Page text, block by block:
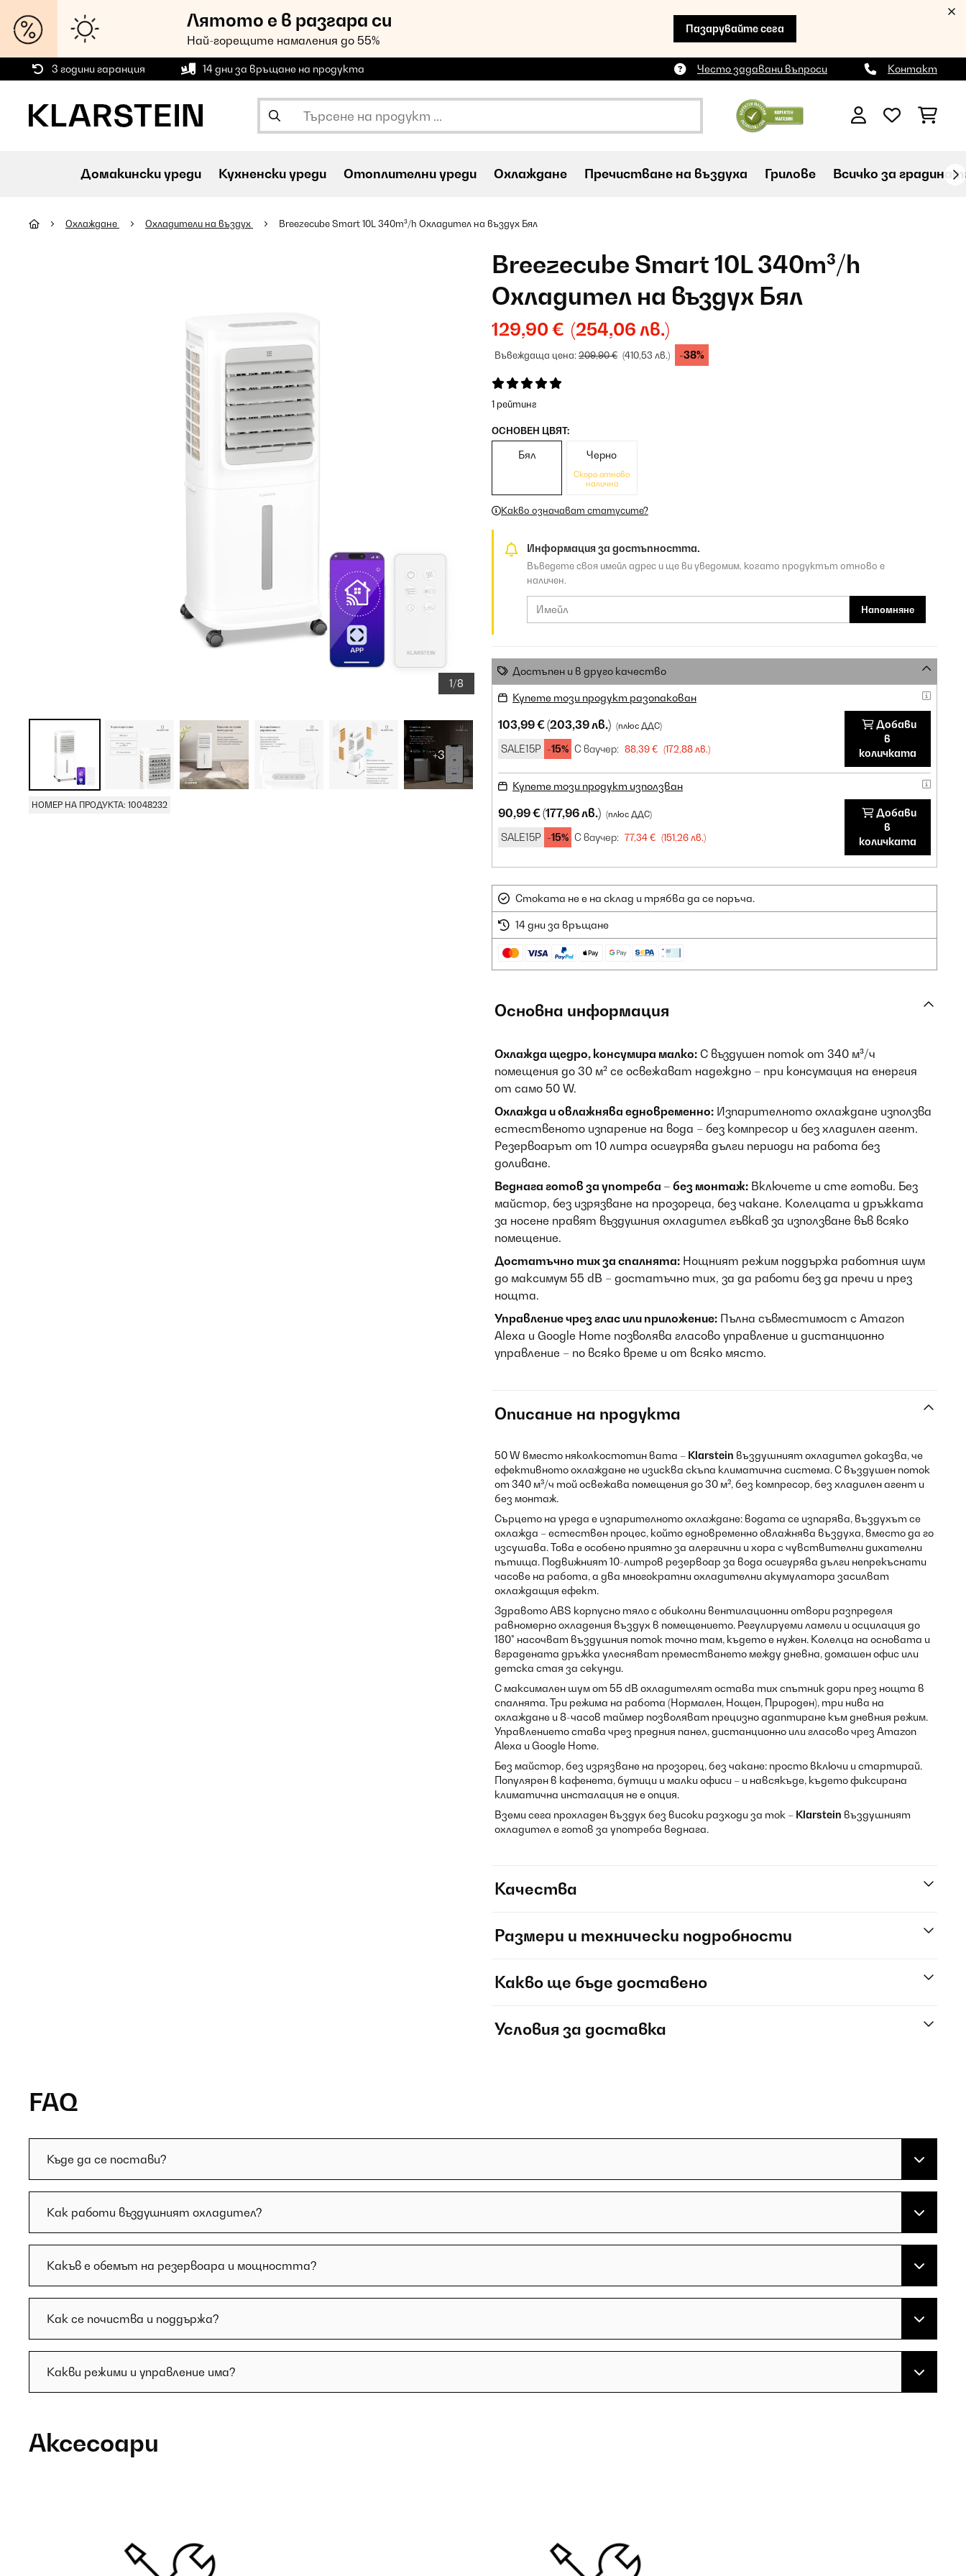
Лятото е в разгара си
Най-горещите намаления до 55%
Пазарувайте сега
3 години гаранция 14 дни за връщане на продукта Често задавани въпроси Контакт
Домакински уреди Кухненски уреди Oтоплителни уреди Охлаждане Пречистване на въздуха Грилове Всичко за
Охлаждане Охладители на въздух Breezecube Smart 10L 340m³/h Охладител на въздух Бял
1/8
+3
НОМЕР НА ПРОДУКТА: 10048232
Breezecube Smart 10L 340m³/h
Охладител на въздух Бял
129,90 € (254,06 лв.)
Въвеждаща цена:209,90 € (410,53 лв.) -38%
1 рейтинг
ОСНОВЕН ЦВЯТ:
Бял Черно
Скоро отново
налично
Какво означават статусите?
Информация за достъпността.
Въведете своя имейл адрес и ще ви уведомим, когато продуктът отново е
наличен.
Напомняне
Достъпен и в друго качество
Купете този продукт разопакован
103,99 €(203,39 лв.) (плюс ДДС)
SALE15P -15% С ваучер: 88,39 € (172,88 лв.)
Добави
в
количката
Купете този продукт използван
90,99 €(177,96 лв.) (плюс ДДС)
SALE15P -15% С ваучер: 77,34 € (151,26 лв.)
Добави
в
количката
Стоката не е на склад и трябва да се поръча.
14 дни за връщане
Основна информация
Охлажда щедро, консумира малко: С въздушен поток от 340 м³/ч
помещения до 30 м² се освежават надеждно – при консумация на енергия
от само 50 W.
Охлажда и овлажнява едновременно: Изпарителното охлаждане използва
естественото изпарение на вода – без компресор и без хладилен агент.
Резервоарът от 10 литра осигурява дълги периоди на работа без
доливане.
Веднага готов за употреба – без монтаж: Включете и сте готови. Без
майстор, без изрязване на прозореца, без чакане. Колелцата и дръжката
за носене правят въздушния охладител гъвкав за използване във всяко
помещение.
Достатъчно тих за спалнята: Нощният режим поддържа работния шум
до максимум 55 dB – достатъчно тих, за да работи без да пречи и през
нощта.
Управление чрез глас или приложение: Пълна съвместимост с Amazon
Alexa и Google Home позволява гласово управление и дистанционно
управление – по всяко време и от всяко място.
Описание на продукта
50 W вместо няколкостотин вата – Klarstein въздушният охладител доказва, че
ефективното охлаждане не изисква скъпа климатична система. С въздушен поток
от 340 м³/ч той освежава помещения до 30 м², без компресор, без хладилен агент и
без монтаж.
Сърцето на уреда е изпарителното охлаждане: водата се изпарява, въздухът се
охлажда – естествен процес, който едновременно овлажнява въздуха, вместо да го
изсушава. Това е особено приятно за алергични и хора с чувствителни дихателни
пътища. Подвижният 10-литров резервоар за вода осигурява дълги непрекъснати
часове на работа, а два многократни охладителни акумулатора засилват
охлаждащия ефект.
Здравото ABS корпусно тяло с обиколни вентилационни отвори разпределя
равномерно охладения въздух в помещението. Регулируеми ламели и осцилация до
180° насочват въздушния поток точно там, където е нужен. Колелца на основата и
вградената дръжка улесняват преместването между дневна, домашен офис или
детска стая за секунди.
С максимален шум от 55 dB охладителят остава тих спътник дори през нощта в
спалнята. Три режима на работа (Нормален, Нощен, Природен), три нива на
охлаждане и 8-часов таймер позволяват прецизно адаптиране към дневния режим.
Управлението става чрез предния панел, дистанционно или гласово чрез Amazon
Alexa и Google Home.
Без майстор, без изрязване на прозорец, без чакане: просто включи и стартирай.
Популярен в кафенета, бутици и малки офиси – и навсякъде, където фиксирана
климатична инсталация не е опция.
Вземи сега прохладен въздух без високи разходи за ток – Klarstein въздушният
охладител е готов за употреба веднага.
Качества
Размери и технически подробности
Какво ще бъде доставено
Условия за доставка
FAQ
Къде да се постави?
Как работи въздушният охладител?
Какъв е обемът на резервоара и мощността?
Как се почиства и поддържа?
Какви режими и управление има?
Аксесоари